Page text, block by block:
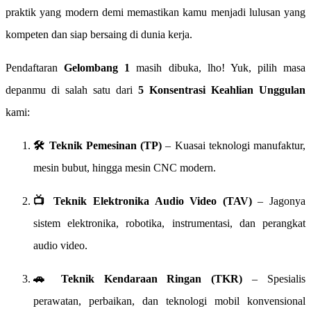
praktik yang modern demi memastikan kamu menjadi lulusan yang
kompeten dan siap bersaing di dunia kerja.
PendaftaranGelombang 1
masih dibuka, lho! Yuk, pilih masa
depanmu di salah satu dari 5 Konsentrasi Keahlian Unggulan
kami:
🛠️ Teknik Pemesinan (TP) – Kuasai teknologi manufaktur,
mesin bubut, hingga mesin CNC modern.
📺 Teknik Elektronika Audio Video (TAV)– Jagonya
sistem elektronika, robotika, instrumentasi, dan perangkat
audio video.
🚗 Teknik Kendaraan Ringan (TKR) – Spesialis
perawatan, perbaikan, dan teknologi mobil konvensional